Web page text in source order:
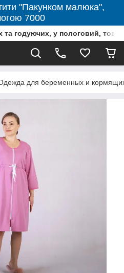
"Пакунком малюка",
7000
та годуючих, у пологовий,
для беременных и